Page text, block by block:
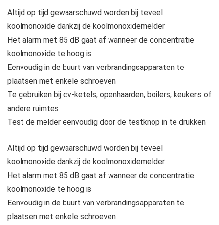
Altijd op tijd gewaarschuwd worden bij teveel
koolmonoxide dankzij de koolmonoxidemelder
Het alarm met 85 dB gaat af wanneer de concentratie
koolmonoxide te hoog is
Eenvoudig in de buurt van verbrandingsapparaten te
plaatsen met enkele schroeven
Te gebruiken bij cv-ketels, openhaarden, boilers, keukens of
andere ruimtes
Test de melder eenvoudig door de testknop in te drukken
Altijd op tijd gewaarschuwd worden bij teveel
koolmonoxide dankzij de koolmonoxidemelder
Het alarm met 85 dB gaat af wanneer de concentratie
koolmonoxide te hoog is
Eenvoudig in de buurt van verbrandingsapparaten te
plaatsen met enkele schroeven